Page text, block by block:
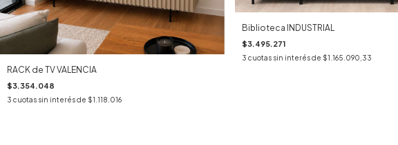
RACK de TV VALENCIA
$3.354.048
3 cuotas sin interés de $1.118.016
Biblioteca INDUSTRIAL
$3.495.271
3 cuotas sin interés de $1.165.090,33